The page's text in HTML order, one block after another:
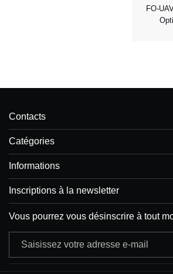
FO-
Contacts
Catégories
Informations
Inscriptions à la newsletter
Vous pourrez vous désinscrire à tout
Adresse
e-